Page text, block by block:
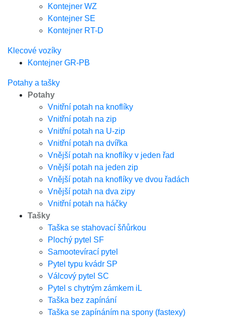
Kontejner WZ
Kontejner SE
Kontejner RT-D
Klecové vozíky
Kontejner GR-PB
Potahy a tašky
Potahy
Vnitřní potah na knoflíky
Vnitřní potah na zip
Vnitřní potah na U-zip
Vnitřní potah na dvířka
Vnější potah na knoflíky v jeden řad
Vnější potah na jeden zip
Vnější potah na knoflíky ve dvou řadách
Vnější potah na dva zipy
Vnitřní potah na háčky
Tašky
Taška se stahovací šňůrkou
Plochý pytel SF
Samootevírací pytel
Pytel typu kvádr SP
Válcový pytel SC
Pytel s chytrým zámkem iL
Taška bez zapínání
Taška se zapínáním na spony (fastexy)